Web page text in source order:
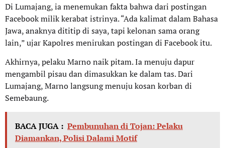
Di Lumajang, ia menemukan fakta bahwa dari postingan
Facebook milik kerabat istrinya. “Ada kalimat dalam Bahasa
Jawa, anaknya dititip di saya, tapi kelonan sama orang
lain,” ujar Kapolres menirukan postingan di Facebook itu.
Akhirnya, pelaku Marno naik pitam. Ia menuju dapur
mengambil pisau dan dimasukkan ke dalam tas. Dari
Lumajang, Marno langsung menuju kosan korban di
Semebaung.
BACA JUGA : Pembunuhan di Tojan: Pelaku
Diamankan, Polisi Dalami Motif